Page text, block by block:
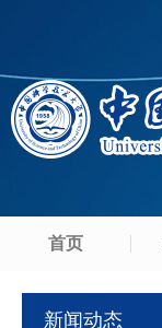
首页
新闻动态